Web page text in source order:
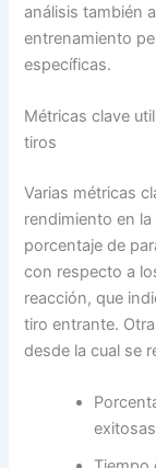
análisis también
entrenamiento
específicas.
Métricas clave
tiros
Varias métricas
rendimiento en
porcentaje de
con respecto a
reacción, que
tiro entrante.
desde la cual se